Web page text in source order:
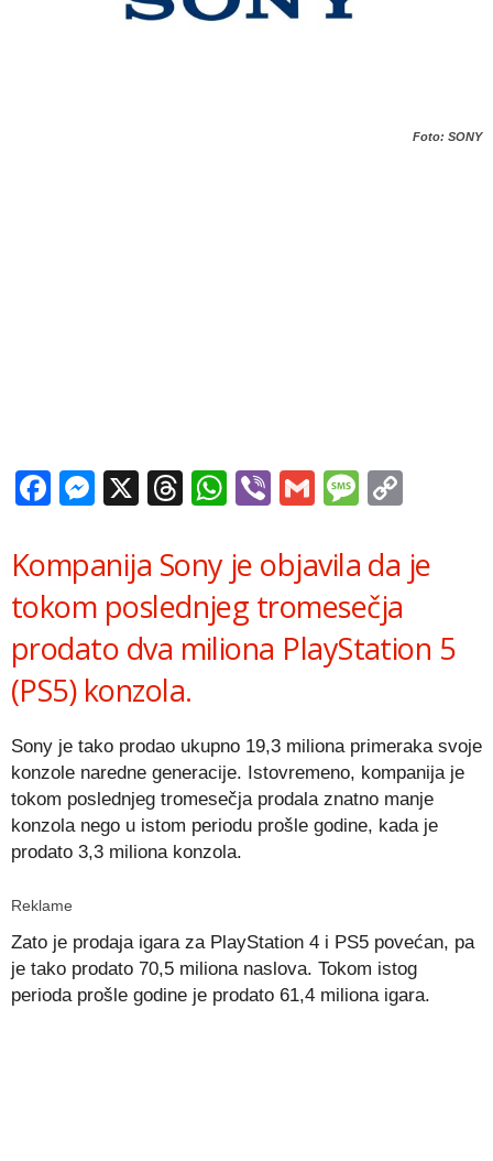
Foto: SONY
Facebook
Messenger
X Threads
WhatsApp
ViberGmail
Kompanija Sony je objavila da je
tokom poslednjeg tromesečja
prodato dva miliona PlayStation 5
(PS5) konzola.
Sony je tako prodao ukupno 19,3 miliona primeraka svoje
konzole naredne generacije. Istovremeno, kompanija je
tokom poslednjeg tromesečja prodala znatno manje
konzola nego u istom periodu prošle godine, kada je
prodato 3,3 miliona konzola.
Reklame
Zato je prodaja igara za PlayStation 4 i PS5 povećan, pa
je tako prodato 70,5 miliona naslova. Tokom istog
perioda prošle godine je prodato 61,4 miliona igara.